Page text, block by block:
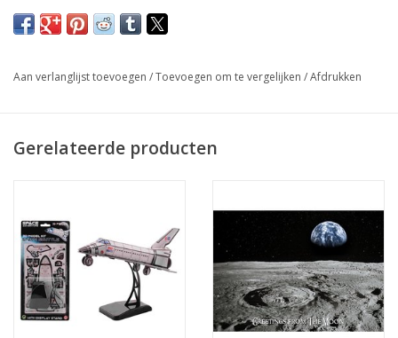
Aan verlanglijst toevoegen /Toevoegen om te vergelijken /Afdrukken
Gerelateerde producten